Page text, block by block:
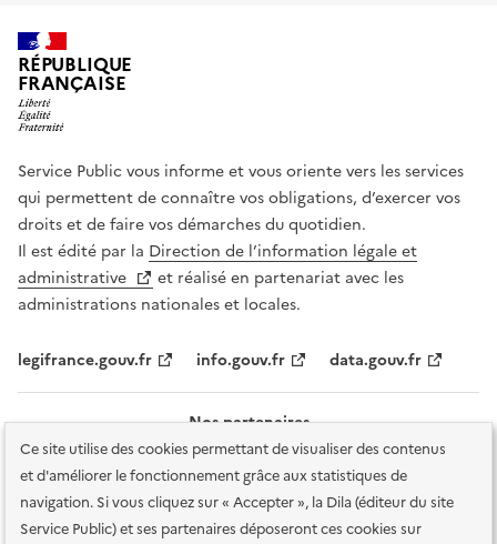
Ce site utilise des cookies permettant de visualiser des contenus
et d'améliorer le fonctionnement grâce aux statistiques de
navigation. Si vous cliquez sur « Accepter », la Dila (éditeur du site
Service Public) et ses partenaires déposeront ces cookies sur
RÉPUBLIQUE
FRANÇAISE
Service Public vous informe et vous oriente vers les services
qui permettent de connaître vos obligations, d’exercer vos
droits et de faire vos démarches du quotidien.
Il est édité par la Direction de l’information légale et
administrative
et réalisé en partenariat avec les
administrations nationales et locales.
legifrance.gouv.fr info.gouv.fr data.gouv.fr
Nos partenaires